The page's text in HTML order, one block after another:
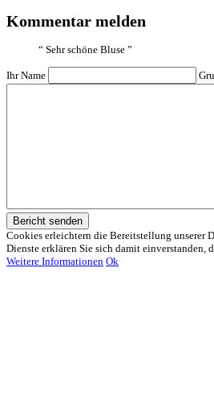
Kommentar melden
“ Sehr schöne Bluse ”
Ihr Name
Bericht senden
Cookies erleichtern die Bereitstellung unserer
Dienste erklären Sie sich damit einverstanden,
Weitere Informationen Ok